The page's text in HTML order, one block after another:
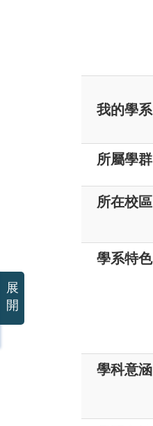
我的學系
所屬學群
所在校區
學系特色
學科意涵
展
開